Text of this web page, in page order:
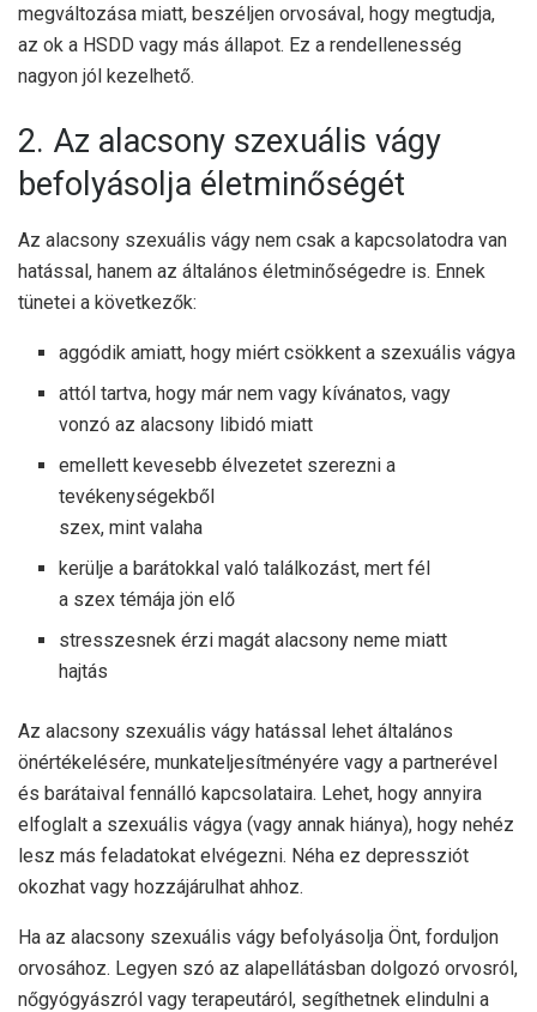
megváltozása miatt, beszéljen orvosával, hogy megtudja,
az ok a HSDD vagy más állapot. Ez a rendellenesség
nagyon jól kezelhető.
2. Az alacsony szexuális vágy
befolyásolja életminőségét
Az alacsony szexuális vágy nem csak a kapcsolatodra van
hatással, hanem az általános életminőségedre is. Ennek
tünetei a következők:
aggódik amiatt, hogy miért csökkent a szexuális vágya
attól tartva, hogy már nem vagy kívánatos, vagy
vonzó az alacsony libidó miatt
emellett kevesebb élvezetet szerezni a
tevékenységekből
szex, mint valaha
kerülje a barátokkal való találkozást, mert fél
a szex témája jön elő
stresszesnek érzi magát alacsony neme miatt
hajtás
Az alacsony szexuális vágy hatással lehet általános
önértékelésére, munkateljesítményére vagy a partnerével
és barátaival fennálló kapcsolataira. Lehet, hogy annyira
elfoglalt a szexuális vágya (vagy annak hiánya), hogy nehéz
lesz más feladatokat elvégezni. Néha ez depressziót
okozhat vagy hozzájárulhat ahhoz.
Ha az alacsony szexuális vágy befolyásolja Önt, forduljon
orvosához. Legyen szó az alapellátásban dolgozó orvosról,
nőgyógyászról vagy terapeutáról, segíthetnek elindulni a